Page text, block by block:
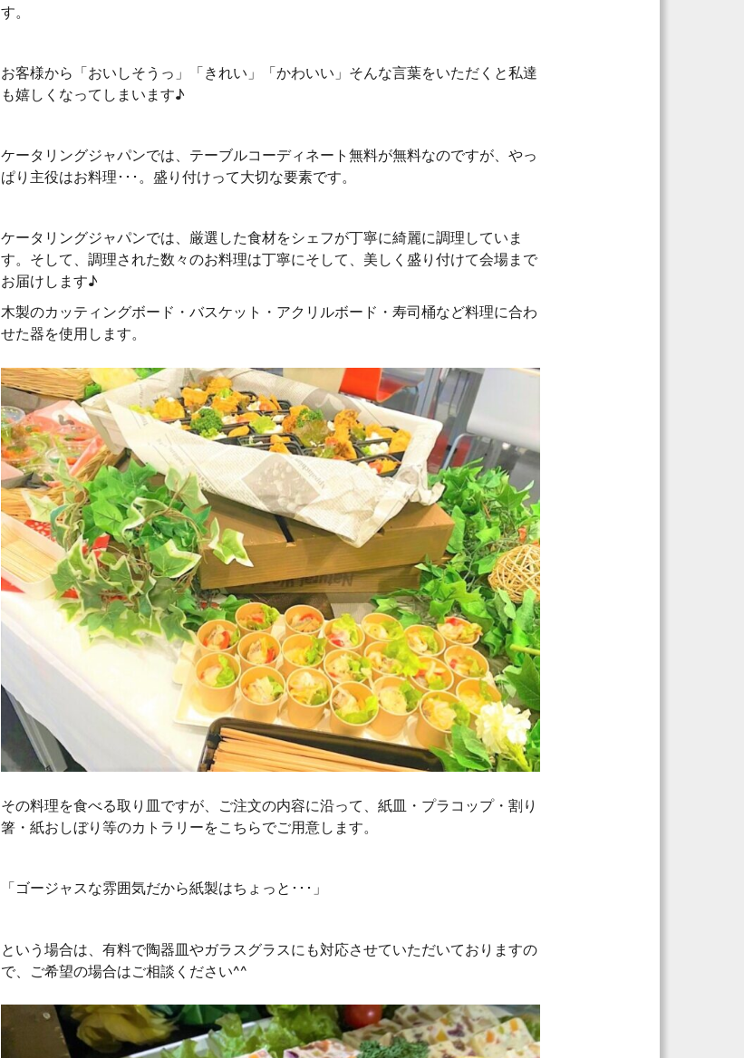
す。
お客様から「おいしそうっ」「きれい」「かわいい」そんな言葉をいただくと私達
も嬉しくなってしまいます♪
ケータリングジャパンでは、テーブルコーディネート無料が無料なのですが、やっ
ぱり主役はお料理･･･。盛り付けって大切な要素です。
ケータリングジャパンでは、厳選した食材をシェフが丁寧に綺麗に調理していま
す。そして、調理された数々のお料理は丁寧にそして、美しく盛り付けて会場まで
お届けします♪
木製のカッティングボード・バスケット・アクリルボード・寿司桶など料理に合わ
せた器を使用します。
その料理を食べる取り皿ですが、ご注文の内容に沿って、紙皿・プラコップ・割り
箸・紙おしぼり等のカトラリーをこちらでご用意します。
「ゴージャスな雰囲気だから紙製はちょっと･･･」
という場合は、有料で陶器皿やガラスグラスにも対応させていただいておりますの
で、ご希望の場合はご相談ください^^